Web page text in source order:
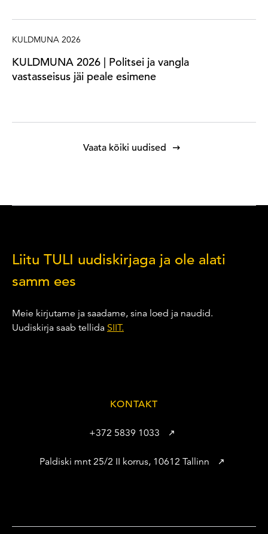
KULDMUNA 2026
KULDMUNA 2026 | Politsei ja vangla
vastasseisus jäi peale esimene
Vaata kõiki uudised
Liitu TULI uudiskirjaga ja ole alati
samm ees
Meie kirjutame ja saadame, sina loed ja naudid.
Uudiskirja saab tellida SIIT.
KONTAKT
+372 5839 1033
Paldiski mnt 25/2 II korrus, 10612 Tallinn